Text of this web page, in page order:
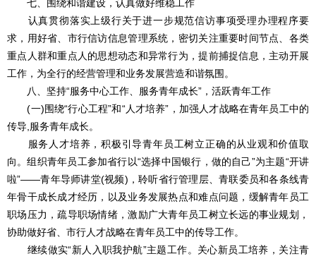
七、围绕和谐建设，认真做好维稳工作
认真贯彻落实上级行关于进一步规范信访事项受理办理程序要
求，用好省、市行信访信息管理系统，密切关注重要时间节点、各类
重点人群和重点人的思想动态和异常行为，提前捕捉信息，主动开展
工作，为全行的经营管理和业务发展营造和谐氛围。
八、坚持“服务中心工作、服务青年成长”，活跃青年工作
(一)围绕“行心工程”和“人才培养”，加强人才战略在青年员工中的
传导,服务青年成长。
服务人才培养，积极引导青年员工树立正确的从业观和价值取
向。组织青年员工参加省行以“选择中国银行，做的自己”为主题“开讲
啦”――青年导师讲堂(视频)，聆听省行管理层、青联委员和各条线青
年骨干成长成才经历，以及业务发展热点和难点问题，缓解青年员工
职场压力，疏导职场情绪，激励广大青年员工树立长远的事业规划，
协助做好省、市行人才战略在青年员工中的传导工作。
继续做实“新人入职我护航”主题工作。关心新员工培养，关注青